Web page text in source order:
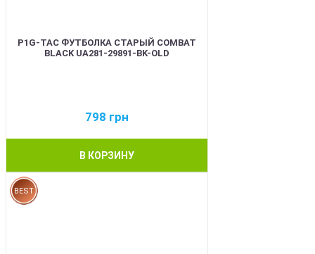
P1G-TAC ФУТБОЛКА СТАРЫЙ COMBAT
BLACK UA281-29891-BK-OLD
798 грн
В КОРЗИНУ
BEST